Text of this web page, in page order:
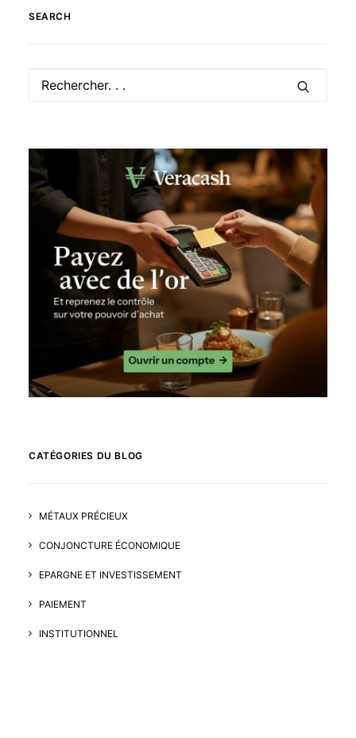
SEARCH
CATÉGORIES DU BLOG
MÉTAUX PRÉCIEUX
CONJONCTURE ÉCONOMIQUE
EPARGNE ET INVESTISSEMENT
PAIEMENT
INSTITUTIONNEL